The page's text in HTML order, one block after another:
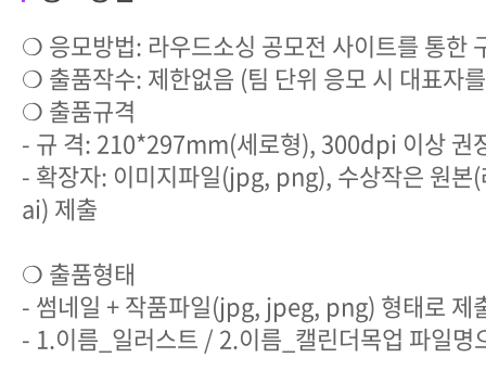
❍ 응모방법: 라우드소싱 공모전 사이트를 통한
❍ 출품작수: 제한없음 (팀 단위 응모 시 대표자
❍ 출품규격
- 규 격: 210*297mm(세로형), 300dpi 이상 권
- 확장자: 이미지파일(jpg, png), 수상작은 원본
ai) 제출
❍ 출품형태
- 썸네일 + 작품파일(jpg, jpeg, png) 형태로 제
- 1.이름_일러스트 / 2.이름_캘린더목업 파일명